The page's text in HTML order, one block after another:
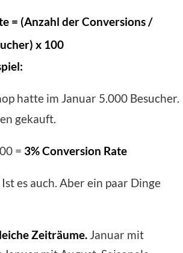
= (Anzahl der Conversions /
x 100
hatte im Januar 5.000 Besucher.
gekauft.
= 3% Conversion Rate
es auch. Aber ein paar Dinge
Zeiträume. Januar mit